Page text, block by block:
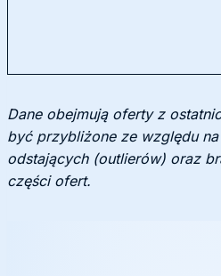
Dane obejmują oferty z
być przybliżone ze względu
odstających (outlierów) oraz
części ofert.